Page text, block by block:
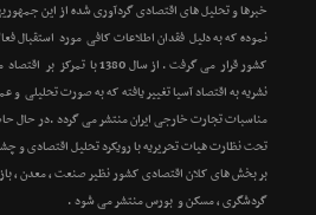
خبرها و تحلیل های اقتصادی گردآوری شده از این
نموده که به دلیل فقدان اطلاعات کافی مورد استقبال
کشور قرار می گرفت . از سال 1380 با تمرکز بر اقتصاد منطقه نام این
نشریه به اقتصاد آسیا تغییر یافته که به صورت تحلیلی و
مناسبات تجارت خارجی ایران منتشر می گردد .در حال
تحت نظارت هیات تحریریه با رویکرد تحلیل اقتصادی و
بر بخش های کلان اقتصادی کشور نظیر صنعت ، معدن ،
گردشگری ، مسکن و بورس منتشر می شود .